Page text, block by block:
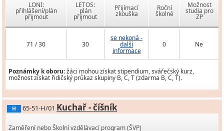
LONI:
přihlášení/plán
přijmout
LETOS:
plán
přijmout
Přijímací
zkouška
Roční
školné
Možnost
studia pro
ZP
71 / 30 30
se nekoná -
další
informace
0 Ne
Poznámky k oboru:žáci mohou získat stipendium, svářečský kurz,
možnost získat řidičský průkaz skupiny B, C, T (zdarma B, C, T).
H 65-51-H/01 Kuchař - číšník
Zaměření nebo Školní vzdělávací program (ŠVP)